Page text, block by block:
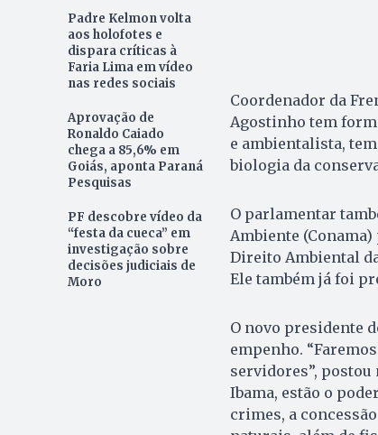
Padre Kelmon volta
aos holofotes e
dispara críticas à
Faria Lima em vídeo
nas redes sociais
Aprovação de
Ronaldo Caiado
chega a 85,6% em
Goiás, aponta Paraná
Pesquisas
PF descobre vídeo da
“festa da cueca” em
investigação sobre
decisões judiciais de
Moro
Coordenador da
Agostinho tem
e ambientalista,
biologia da
O parlamentar
Ambiente
Direito Ambiental
Ele também já foi
O novo presidente
empenho.
servidores”,
Ibama, estão o
crimes, a